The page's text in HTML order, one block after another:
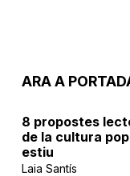
ARA A
8 propostes
de la cultura
estiu
Laia Santís